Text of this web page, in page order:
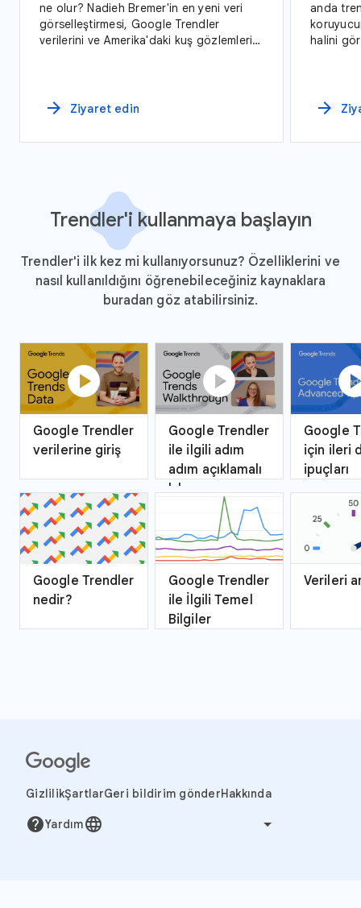
ne olur? Nadieh Bremer'in en yeni veri
görselleştirmesi, Google Trendler
verilerini ve Amerika'daki kuş gözlemlerini
arrow_forward Ziyaret edin
anda
halini
arrow_forward
Trendler'i kullanmaya başlayın
Trendler'i ilk kez mi kullanıyorsunuz? Özelliklerini ve
nasıl kullanıldığını öğrenebileceğiniz kaynaklara
buradan göz atabilirsiniz.
play_circle
Google Trendler
verilerine giriş
play_circle
Google Trendler
ile ilgili adım
adım açıklamalı
kılavuz
Google
için ileri
ipuçları
Google Trendler
nedir?
Google Trendler
ile İlgili Temel
Bilgiler
Verileri
GizlilikŞartlarGeri bildirim gönderHakkında
helpYardımlanguage